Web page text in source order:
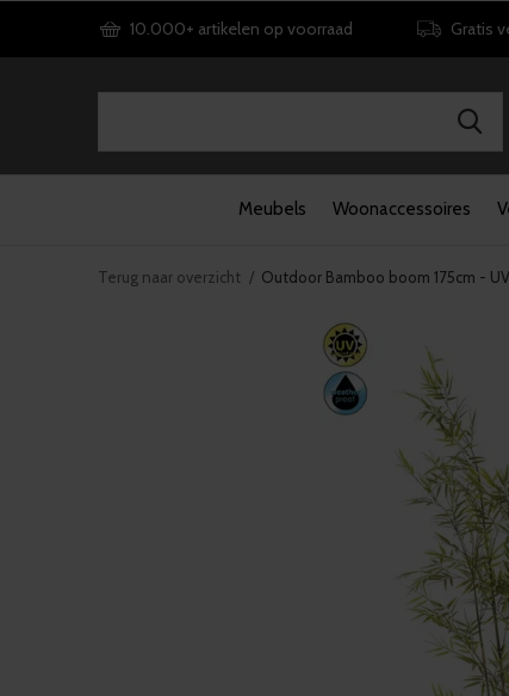
Meubels Woonaccessoires
10.000+ artikelen op voorraad Gratis
Terug naar overzicht Outdoor Bamboo boom 175cm - UV